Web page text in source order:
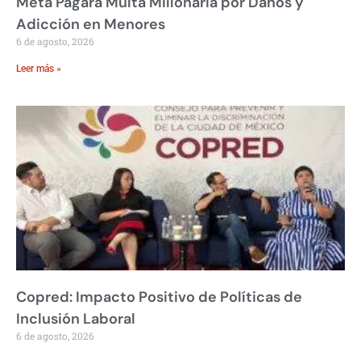
Adicción en Menores
6 de agosto, 2026
Leer más »
Copred: Impacto Positivo de Políticas de
Inclusión Laboral
6 de agosto, 2026